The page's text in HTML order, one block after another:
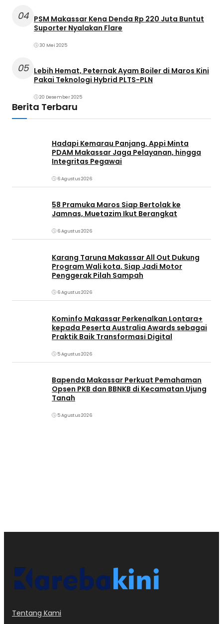
04 PSM Makassar Kena Denda Rp 220 Juta Buntut
Suporter Nyalakan Flare
30 Mei 2025
05 Lebih Hemat, Peternak Ayam Boiler di Maros Kini
Pakai Teknologi Hybrid PLTS-PLN
20 Desember 2025
Berita Terbaru
Hadapi Kemarau Panjang, Appi Minta
PDAM Makassar Jaga Pelayanan, hingga
Integritas Pegawai
6 Agustus 2026
58 Pramuka Maros Siap Bertolak ke
Jamnas, Muetazim Ikut Berangkat
6 Agustus 2026
Karang Taruna Makassar All Out Dukung
Program Wali kota, Siap Jadi Motor
Penggerak Pilah Sampah
6 Agustus 2026
Kominfo Makassar Perkenalkan Lontara+
kepada Peserta Australia Awards sebagai
Praktik Baik Transformasi Digital
5 Agustus 2026
Bapenda Makassar Perkuat Pemahaman
Opsen PKB dan BBNKB di Kecamatan Ujung
Tanah‎
5 Agustus 2026
Tentang Kami